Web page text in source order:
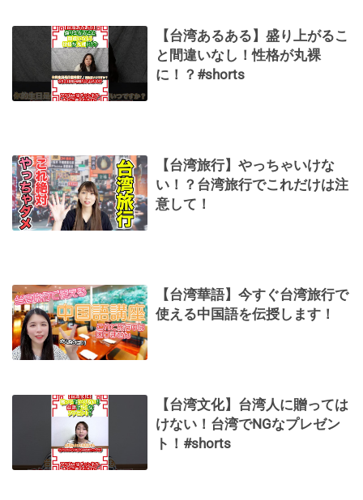
【台湾あるある】盛り上がるこ
と間違いなし！性格が丸裸
に！？#shorts
【台湾旅行】やっちゃいけな
い！？台湾旅行でこれだけは注
意して！
【台湾華語】今すぐ台湾旅行で
使える中国語を伝授します！
【台湾文化】台湾人に贈っては
けない！台湾でNGなプレゼン
ト！#shorts